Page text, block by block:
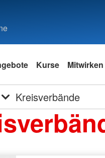
Kurse
Kreisverbände